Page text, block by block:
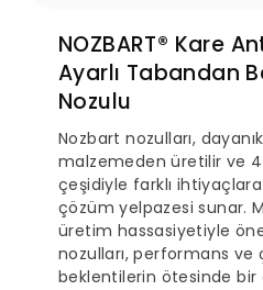
NOZBART® Kare
Ayarlı Tabandan
Nozulu
Nozbart nozulları,
malzemeden üretilir ve
çeşidiyle farklı
çözüm yelpazesi sunar.
üretim hassasiyetiyle
nozulları, performans ve
beklentilerin ötesinde bir